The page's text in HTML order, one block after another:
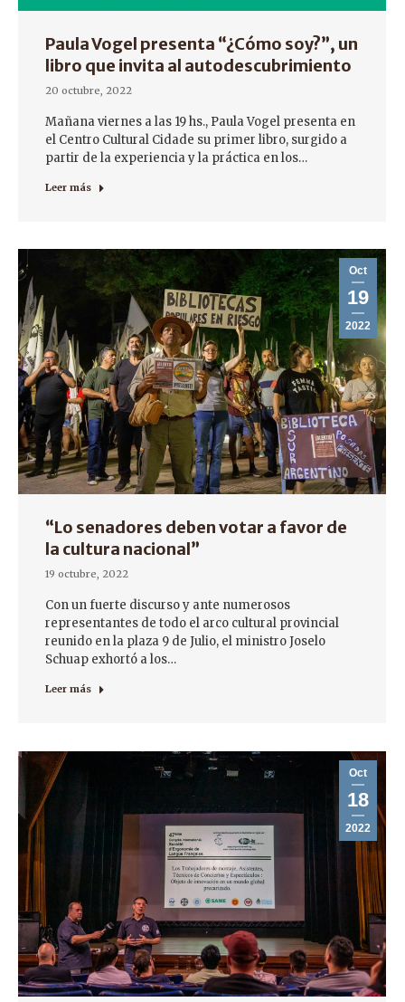
Paula Vogel presenta “¿Cómo soy?”, un
libro que invita al autodescubrimiento
20 octubre, 2022
Mañana viernes a las 19 hs., Paula Vogel presenta en
el Centro Cultural Cidade su primer libro, surgido a
partir de la experiencia y la práctica en los…
Leer más
Oct
19
2022
“Lo senadores deben votar a favor de
la cultura nacional”
19 octubre, 2022
Con un fuerte discurso y ante numerosos
representantes de todo el arco cultural provincial
reunido en la plaza 9 de Julio, el ministro Joselo
Schuap exhortó a los…
Leer más
Oct
18
2022